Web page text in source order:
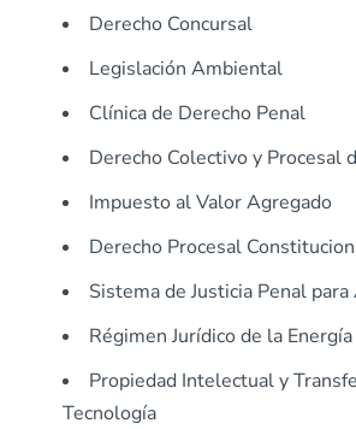
Derecho Concursal
Legislación Ambiental
Clínica de Derecho Penal
Derecho Colectivo y Procesal
Impuesto al Valor Agregado
Derecho Procesal
Sistema de Justicia Penal
Régimen Jurídico de la Energía
Propiedad Intelectual y
Tecnología